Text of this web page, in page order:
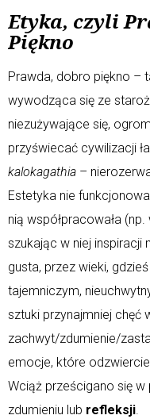
Etyka, czyli
Piękno
Prawda, dobro piękno –
wywodząca się ze
niezużywające się,
przyświecać cywilizacji
kalokagathia –
Estetyka nie
nią współpracowała
szukając w niej inspiracji
gusta, przez wieki,
tajemniczym,
sztuki przynajmniej chęć
zachwyt/zdumienie/
emocje, które
Wciąż prześcigano się
zdumieniu lub refleksji.